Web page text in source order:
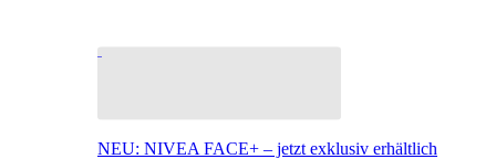
NEU: NIVEA FACE+ – jetzt exklusiv erhältlich